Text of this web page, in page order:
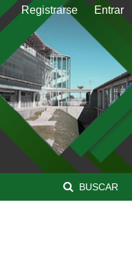
BUSCAR
Registrarse Entrar